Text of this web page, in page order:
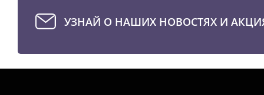
УЗНАЙ О НАШИХ НОВОСТЯХ И